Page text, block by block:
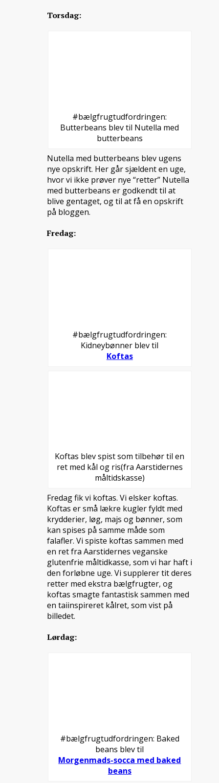
Torsdag:
#bælgfrugtudfordringen:
Butterbeans blev til Nutella med
butterbeans
Nutella med butterbeans blev ugens
nye opskrift. Her går sjældent en uge,
hvor vi ikke prøver nye “retter” Nutella
med butterbeans er godkendt til at
blive gentaget, og til at få en opskrift
på bloggen.
Fredag:
#bælgfrugtudfordringen:
Kidneybønner blev til
Koftas
Koftas blev spist som tilbehør til en
ret med kål og ris(fra Aarstidernes
måltidskasse)
Fredag fik vi koftas. Vi elsker koftas.
Koftas er små lækre kugler fyldt med
krydderier, løg, majs og bønner, som
kan spises på samme måde som
falafler. Vi spiste koftas sammen med
en ret fra Aarstidernes veganske
glutenfrie måltidkasse, som vi har haft i
den forløbne uge. Vi supplerer tit deres
retter med ekstra bælgfrugter, og
koftas smagte fantastisk sammen med
en taiinspireret kålret, som vist på
billedet.
Lørdag:
#bælgfrugtudfordringen: Baked
beans blev til
Morgenmads-socca med baked
beans